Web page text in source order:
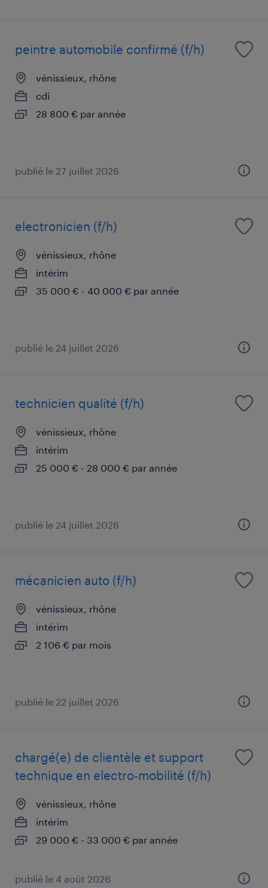
peintre automobile confirmé (f/h)
vénissieux, rhône
cdi
28 800 € par année
publié le 27 juillet 2026
electronicien (f/h)
vénissieux, rhône
intérim
35 000 € - 40 000 € par année
publié le 24 juillet 2026
technicien qualité (f/h)
vénissieux, rhône
intérim
25 000 € - 28 000 € par année
publié le 24 juillet 2026
mécanicien auto (f/h)
vénissieux, rhône
intérim
2 106 € par mois
publié le 22 juillet 2026
chargé(e) de clientèle et support
technique en electro-mobilité (f/h)
vénissieux, rhône
intérim
29 000 € - 33 000 € par année
publié le 4 août 2026